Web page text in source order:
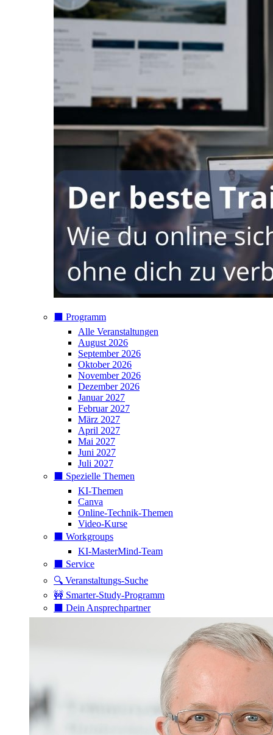
⬛️ Programm
Alle Veranstaltungen
August 2026
September 2026
Oktober 2026
November 2026
Dezember 2026
Januar 2027
Februar 2027
März 2027
April 2027
Mai 2027
Juni 2027
Juli 2027
⬛️ Spezielle Themen
KI-Themen
Canva
Online-Technik-Themen
Video-Kurse
⬛️ Workgroups
KI-MasterMind-Team
⬛️ Service
🔍 Veranstaltungs-Suche
🚧 Smarter-Study-Programm
⬛️ Dein Ansprechpartner